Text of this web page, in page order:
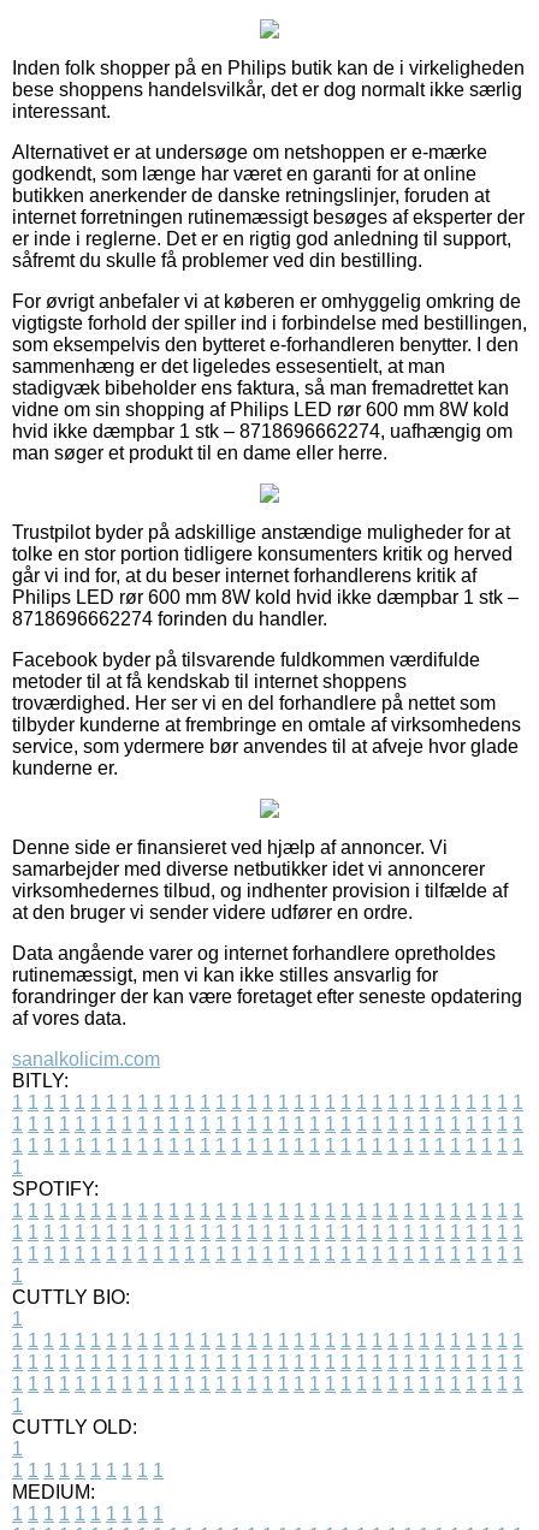
Inden folk shopper på en Philips butik kan de i virkeligheden
bese shoppens handelsvilkår, det er dog normalt ikke særlig
interessant.
Alternativet er at undersøge om netshoppen er e-mærke
godkendt, som længe har været en garanti for at online
butikken anerkender de danske retningslinjer, foruden at
internet forretningen rutinemæssigt besøges af eksperter der
er inde i reglerne. Det er en rigtig god anledning til support,
såfremt du skulle få problemer ved din bestilling.
For øvrigt anbefaler vi at køberen er omhyggelig omkring de
vigtigste forhold der spiller ind i forbindelse med bestillingen,
som eksempelvis den bytteret e-forhandleren benytter. I den
sammenhæng er det ligeledes essesentielt, at man
stadigvæk bibeholder ens faktura, så man fremadrettet kan
vidne om sin shopping af Philips LED rør 600 mm 8W kold
hvid ikke dæmpbar 1 stk – 8718696662274, uafhængig om
man søger et produkt til en dame eller herre.
Trustpilot byder på adskillige anstændige muligheder for at
tolke en stor portion tidligere konsumenters kritik og herved
går vi ind for, at du beser internet forhandlerens kritik af
Philips LED rør 600 mm 8W kold hvid ikke dæmpbar 1 stk –
8718696662274 forinden du handler.
Facebook byder på tilsvarende fuldkommen værdifulde
metoder til at få kendskab til internet shoppens
troværdighed. Her ser vi en del forhandlere på nettet som
tilbyder kunderne at frembringe en omtale af virksomhedens
service, som ydermere bør anvendes til at afveje hvor glade
kunderne er.
Denne side er finansieret ved hjælp af annoncer. Vi
samarbejder med diverse netbutikker idet vi annoncerer
virksomhedernes tilbud, og indhenter provision i tilfælde af
at den bruger vi sender videre udfører en ordre.
Data angående varer og internet forhandlere opretholdes
rutinemæssigt, men vi kan ikke stilles ansvarlig for
forandringer der kan være foretaget efter seneste opdatering
af vores data.
sanalkolicim.com
BITLY:
1 1 1 1 1 1 1 1 1 1 1 1 1 1 1 1 1 1 1 1 1 1 1 1 1 1 1 1 1 1 1 1 1
1 1 1 1 1 1 1 1 1 1 1 1 1 1 1 1 1 1 1 1 1 1 1 1 1 1 1 1 1 1 1 1 1
1 1 1 1 1 1 1 1 1 1 1 1 1 1 1 1 1 1 1 1 1 1 1 1 1 1 1 1 1 1 1 1 1
1
SPOTIFY:
1 1 1 1 1 1 1 1 1 1 1 1 1 1 1 1 1 1 1 1 1 1 1 1 1 1 1 1 1 1 1 1 1
1 1 1 1 1 1 1 1 1 1 1 1 1 1 1 1 1 1 1 1 1 1 1 1 1 1 1 1 1 1 1 1 1
1 1 1 1 1 1 1 1 1 1 1 1 1 1 1 1 1 1 1 1 1 1 1 1 1 1 1 1 1 1 1 1 1
1
CUTTLY BIO:
1
1 1 1 1 1 1 1 1 1 1 1 1 1 1 1 1 1 1 1 1 1 1 1 1 1 1 1 1 1 1 1 1 1
1 1 1 1 1 1 1 1 1 1 1 1 1 1 1 1 1 1 1 1 1 1 1 1 1 1 1 1 1 1 1 1 1
1 1 1 1 1 1 1 1 1 1 1 1 1 1 1 1 1 1 1 1 1 1 1 1 1 1 1 1 1 1 1 1 1
1
CUTTLY OLD:
1
1 1 1 1 1 1 1 1 1 1
MEDIUM:
1 1 1 1 1 1 1 1 1 1